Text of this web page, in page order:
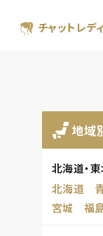
チャットレデ
地域
北海道・
北海道
宮城
福